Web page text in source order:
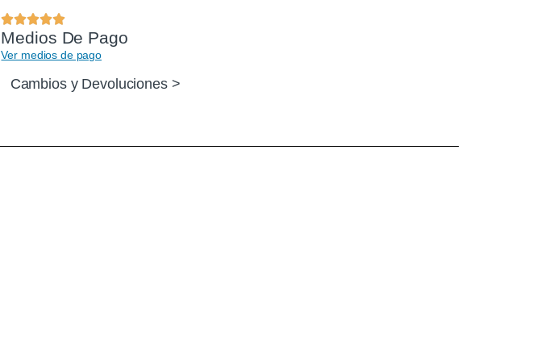
Medios De Pago
Ver medios de pago
Cambios y Devoluciones >